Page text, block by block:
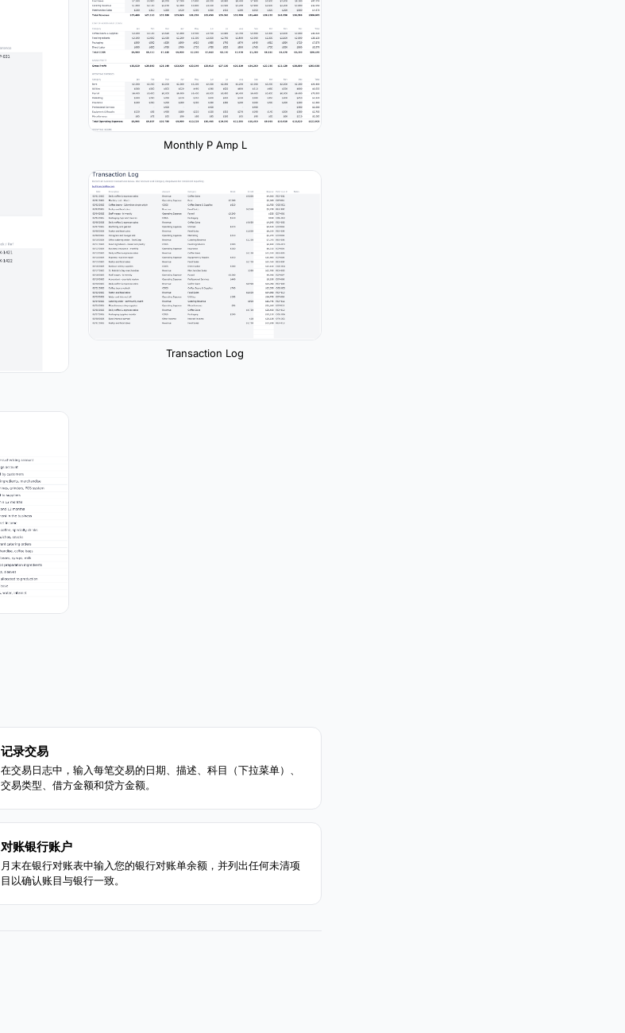
Monthly P Amp L
Transaction Log
记录交易
在交易日志中，输入每笔交易的日期、描述、科目（下拉菜单）、
交易类型、借方金额和贷方金额。
对账银行账户
月末在银行对账表中输入您的银行对账单余额，并列出任何未清项
目以确认账目与银行一致。